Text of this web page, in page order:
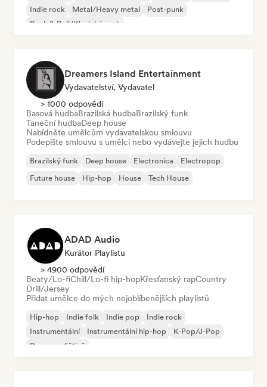
Indie rock
Metal/Heavy metal
Post-punk
Rock & Roll/Klasický rock
Dreamers Island Entertainment
Vydavatelství, Vydavatel
> 1000 odpovědí
Basová hudbaBrazilská hudbaBrazilský funk
Taneční hudbaDeep house
Nabídněte umělcům vydavatelskou smlouvu
Podepište smlouvu s umělci nebo vydávejte jejich hudbu
Brazilský funk Deep house Electronica
Electropop
Future house
Hip-hop House Tech House
ADAD Audio
Kurátor Playlistu
> 4900 odpovědí
Beaty/Lo-fiChill/Lo-fi hip-hopKřesťanský rapCountry
Drill/Jersey
Přidat umělce do mých nejoblíbenějších playlistů
Hip-hop Indie folk Indie pop
Indie rock
Instrumentální
Instrumentální hip-hop
K-Pop/J-Pop
Rap v angličtině